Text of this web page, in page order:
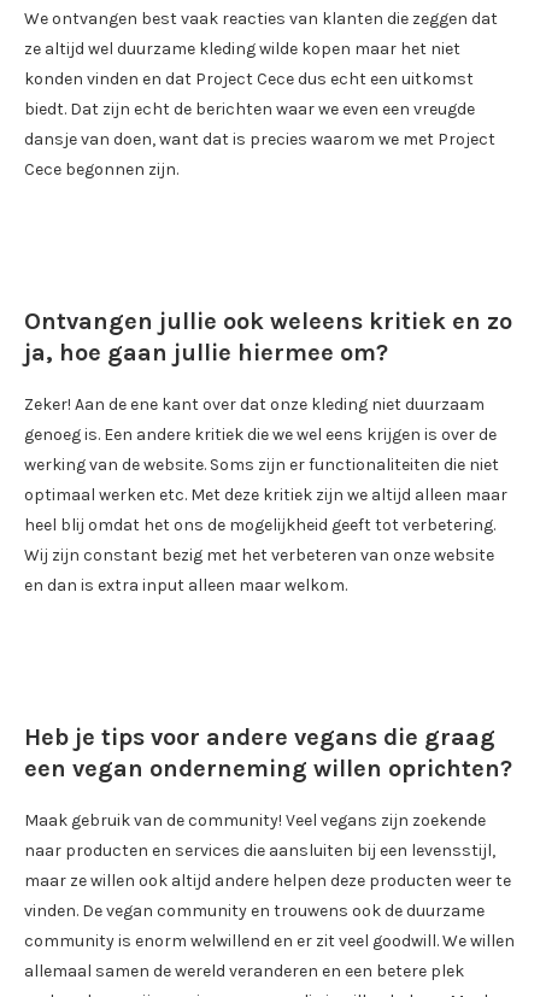
We ontvangen best vaak reacties van klanten die zeggen dat
ze altijd wel duurzame kleding wilde kopen maar het niet
konden vinden en dat Project Cece dus echt een uitkomst
biedt. Dat zijn echt de berichten waar we even een vreugde
dansje van doen, want dat is precies waarom we met Project
Cece begonnen zijn.
Ontvangen jullie ook weleens kritiek en zo
ja, hoe gaan jullie hiermee om?
Zeker! Aan de ene kant over dat onze kleding niet duurzaam
genoeg is. Een andere kritiek die we wel eens krijgen is over de
werking van de website. Soms zijn er functionaliteiten die niet
optimaal werken etc. Met deze kritiek zijn we altijd alleen maar
heel blij omdat het ons de mogelijkheid geeft tot verbetering.
Wij zijn constant bezig met het verbeteren van onze website
en dan is extra input alleen maar welkom.
Heb je tips voor andere vegans die graag
een vegan onderneming willen oprichten?
Maak gebruik van de community! Veel vegans zijn zoekende
naar producten en services die aansluiten bij een levensstijl,
maar ze willen ook altijd andere helpen deze producten weer te
vinden. De vegan community en trouwens ook de duurzame
community is enorm welwillend en er zit veel goodwill. We willen
allemaal samen de wereld veranderen en een betere plek